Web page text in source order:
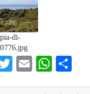
di-
TwitterEmail